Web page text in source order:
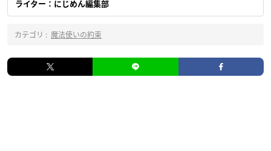
ライター：にじめん編集部
カテゴリ : 魔法使いの約束